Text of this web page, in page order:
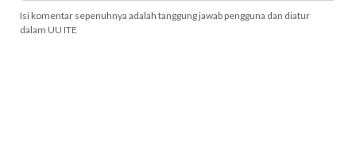
Isi komentar sepenuhnya adalah tanggung jawab pengguna dan diatur
dalam UU ITE